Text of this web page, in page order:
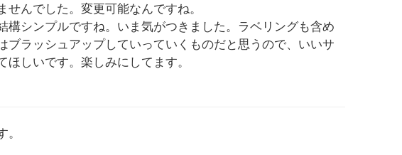
せんでした。変更可能なんですね。
構シンプルですね。いま気がつきました。ラベリングも含め
ブラッシュアップしていっていくものだと思うので、いいサ
ほしいです。楽しみにしてます。